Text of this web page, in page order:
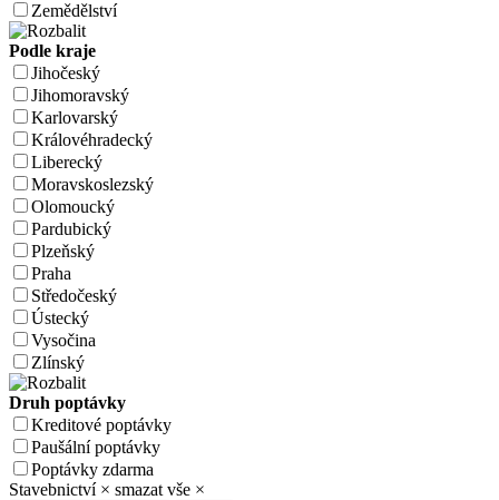
Zemědělství
Podle kraje
Jihočeský
Jihomoravský
Karlovarský
Královéhradecký
Liberecký
Moravskoslezský
Olomoucký
Pardubický
Plzeňský
Praha
Středočeský
Ústecký
Vysočina
Zlínský
Druh poptávky
Kreditové poptávky
Paušální poptávky
Poptávky zdarma
Stavebnictví × smazat vše ×